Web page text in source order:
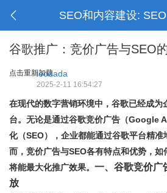
谷歌推广：竞价广告与SEO
点击重新加载leodada
2025-2-11 16:54:27
在现代的数字营销环境中，谷歌已经成为
台。无论是通过谷歌竞价广告（Google
化（SEO），企业都能通过谷歌平台精准
而，竞价广告与SEO各有特点和优势，如
将能最大化推广效果。 一、谷歌竞价广
放